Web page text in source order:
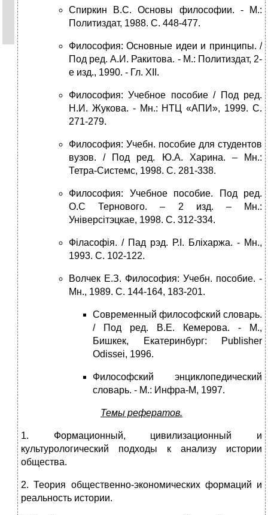
Спиркин В.С. Основы философии. - М.:
Политиздат, 1988. С. 448-477.
Философия: Основные идеи и принципы. /
Под ред. А.И. Ракитова. - М.: Политиздат, 2-
е изд., 1990. - Гл. XII.
Философия: Учебное пособие / Под ред.
Н.И. Жукова. - Мн.: НТЦ «АПИ», 1999. С.
271-279.
Философия: Учебн. пособие для студентов
вузов. / Под ред. Ю.А. Харина. – Мн.:
Тетра-Системс, 1998. С. 281-338.
Философия: Учебное пособие. Под ред.
О.С Тернового. – 2 изд. – Мн.:
Універсітэцкае, 1998. С. 312-334.
Філасофія. / Пад рэд. Р.І. Бліхаржа. - Мн.,
1993. С. 102-122.
Волчек Е.З. Философия: Учебн. пособие. -
Мн., 1989. С. 144-164, 183-201.
Современный философский словарь.
/ Под ред. В.Е. Кемерова. - М.,
Бишкек, Екатеринбург: Publisher
Odissei, 1996.
Философский энциклопедический
словарь. - М.: Инфра-М, 1997.
Темы рефератов.
1. Формационный, цивилизационный и
культурологический подходы к анализу истории
общества.
2. Теория общественно-экономических формаций и
реальность истории.